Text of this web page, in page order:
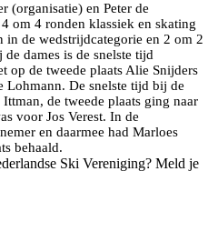
(organisatie) en Peter de
om 4 ronden klassiek en skating
in de wedstrijdcategorie en 2 om 2
dames is de snelste tijd
op de tweede plaats Alie Snijders
Lohmann. De snelste tijd bij de
de tweede plaats ging naar
voor Jos Verest. In de
en daarmee had Marloes
behaald.
Ski Vereniging? Meld je